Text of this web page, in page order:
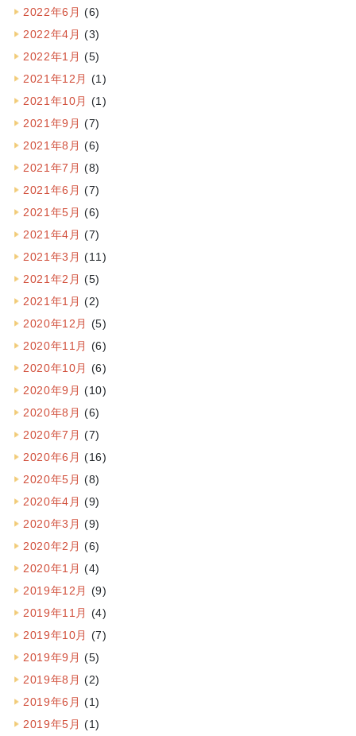
2022年6月 (6)
2022年4月 (3)
2022年1月 (5)
2021年12月 (1)
2021年10月 (1)
2021年9月 (7)
2021年8月 (6)
2021年7月 (8)
2021年6月 (7)
2021年5月 (6)
2021年4月 (7)
2021年3月 (11)
2021年2月 (5)
2021年1月 (2)
2020年12月 (5)
2020年11月 (6)
2020年10月 (6)
2020年9月 (10)
2020年8月 (6)
2020年7月 (7)
2020年6月 (16)
2020年5月 (8)
2020年4月 (9)
2020年3月 (9)
2020年2月 (6)
2020年1月 (4)
2019年12月 (9)
2019年11月 (4)
2019年10月 (7)
2019年9月 (5)
2019年8月 (2)
2019年6月 (1)
2019年5月 (1)